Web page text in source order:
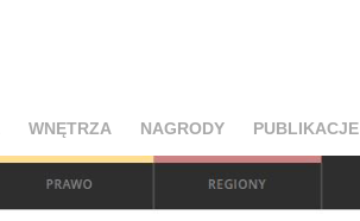
WNĘTRZA NAGRODY PUBLIKACJE